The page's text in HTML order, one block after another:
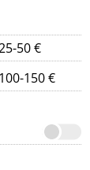
50 €
100-150 €